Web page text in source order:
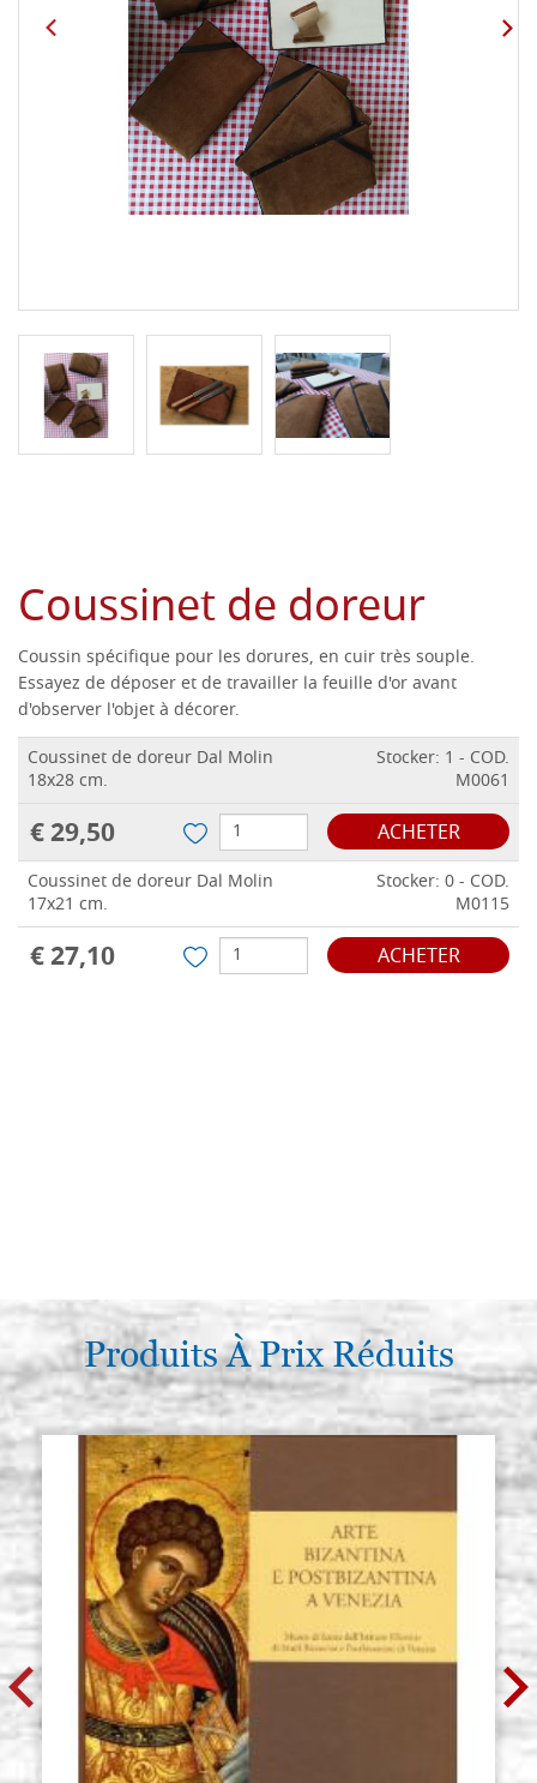
Coussinet de doreur
Coussin spécifique pour les dorures, en cuir très souple.
Essayez de déposer et de travailler la feuille d'or avant
d'observer l'objet à décorer.
Coussinet de doreur Dal Molin
18x28 cm.
Stocker: 1 - COD.
M0061
€ 29,50 ACHETER
Coussinet de doreur Dal Molin
17x21 cm.
Stocker: 0 - COD.
M0115
€ 27,10 ACHETER
Produits À Prix Réduits